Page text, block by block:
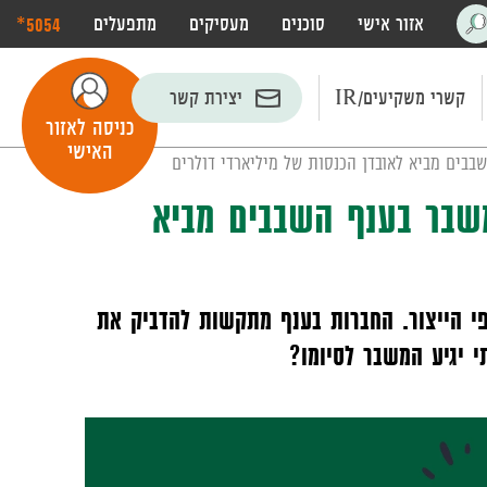
פתח
אזור אישי סוכנים מעסיקים מתפעלים ‎*5054
קשרי משקיעים/IR יצירת קשר
כניסה לאזור
האישי
מביא לאובדן הכנסות של מיליארדי דולרים
בענף השבבים מביא
הייצור. החברות בענף מתקשות להדביק את
יגיע המשבר לסיומו?